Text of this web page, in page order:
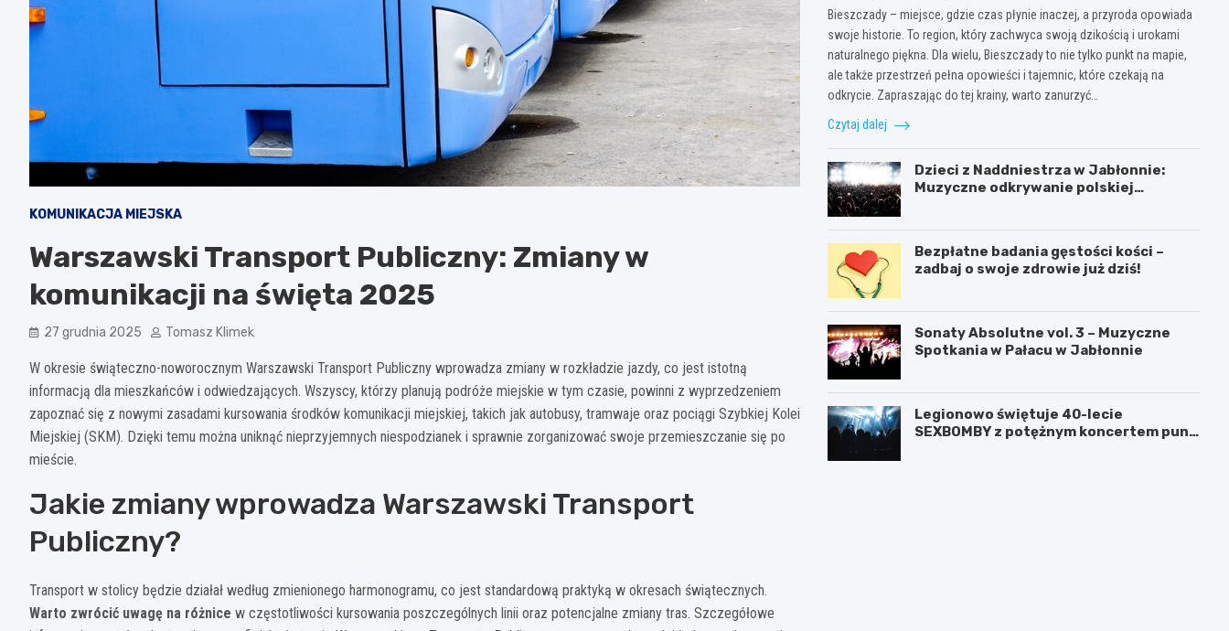
KOMUNIKACJA MIEJSKA
Warszawski Transport Publiczny: Zmiany w
komunikacji na święta 2025
27 grudnia 2025 Tomasz Klimek
W okresie świąteczno-noworocznym Warszawski Transport Publiczny wprowadza zmiany w rozkładzie jazdy, co jest istotną
informacją dla mieszkańców i odwiedzających. Wszyscy, którzy planują podróże miejskie w tym czasie, powinni z wyprzedzeniem
zapoznać się z nowymi zasadami kursowania środków komunikacji miejskiej, takich jak autobusy, tramwaje oraz pociągi Szybkiej Kolei
Miejskiej (SKM). Dzięki temu można uniknąć nieprzyjemnych niespodzianek i sprawnie zorganizować swoje przemieszczanie się po
mieście.
Jakie zmiany wprowadza Warszawski Transport
Publiczny?
Transport w stolicy będzie działał według zmienionego harmonogramu, co jest standardową praktyką w okresach świątecznych.
Warto zwrócić uwagę na różnice w częstotliwości kursowania poszczególnych linii oraz potencjalne zmiany tras. Szczegółowe
Bieszczady – miejsce, gdzie czas płynie inaczej, a przyroda opowiada
swoje historie. To region, który zachwyca swoją dzikością i urokami
naturalnego piękna. Dla wielu, Bieszczady to nie tylko punkt na mapie,
ale także przestrzeń pełna opowieści i tajemnic, które czekają na
odkrycie. Zapraszając do tej krainy, warto zanurzyć…
Czytaj dalej
Dzieci z Naddniestrza w Jabłonnie:
Muzyczne odkrywanie polskiej
Bezpłatne badania gęstości kości –
zadbaj o swoje zdrowie już dziś!
Sonaty Absolutne vol. 3 – Muzyczne
Spotkania w Pałacu w Jabłonnie
Legionowo świętuje 40-lecie
SEXBOMBY z potężnym koncertem punk